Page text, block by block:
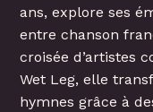
ans, explore ses
entre chanson
croisée d’artistes
Wet Leg, elle
hymnes grâce à